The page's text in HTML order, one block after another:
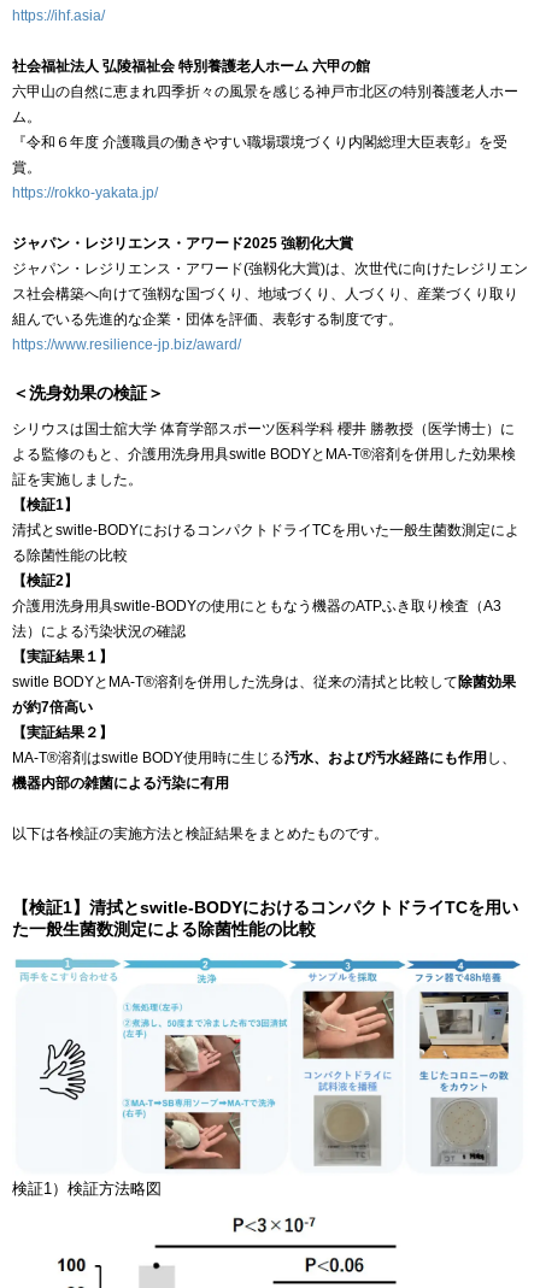
https://ihf.asia/
社会福祉法人 弘陵福祉会 特別養護老人ホーム 六甲の館
六甲山の自然に恵まれ四季折々の風景を感じる神戸市北区の特別養護老人ホー
ム。
『令和６年度 介護職員の働きやすい職場環境づくり内閣総理大臣表彰』を受
賞。
https://rokko-yakata.jp/
ジャパン・レジリエンス・アワード2025 強靭化大賞
ジャパン・レジリエンス・アワード(強靱化大賞)は、次世代に向けたレジリエン
ス社会構築へ向けて強靱な国づくり、地域づくり、人づくり、産業づくり取り
組んでいる先進的な企業・団体を評価、表彰する制度です。
https://www.resilience-jp.biz/award/
＜洗身効果の検証＞
シリウスは国士舘大学 体育学部スポーツ医科学科 櫻井 勝教授（医学博士）に
よる監修のもと、介護用洗身用具switle BODYとMA-T®︎溶剤を併用した効果検
証を実施しました。
【検証1】
清拭とswitle-BODYにおけるコンパクトドライTCを⽤いた⼀般⽣菌数測定によ
る除菌性能の⽐較
【検証2】
介護用洗身用具switle-BODYの使⽤にともなう機器のATPふき取り検査（A3
法）による汚染状況の確認
【実証結果１】
switle BODYとMA-T®︎溶剤を併用した洗身は、従来の清拭と比較して除菌効果
が約7倍高い
【実証結果２】
MA-T®︎溶剤はswitle BODY使用時に生じる汚水、および汚水経路にも作用 し、
機器内部の雑菌による汚染に有用
以下は各検証の実施方法と検証結果をまとめたものです。
【検証1】清拭とswitle-BODYにおけるコンパクトドライTCを⽤い
た⼀般⽣菌数測定による除菌性能の⽐較
検証1）検証方法略図